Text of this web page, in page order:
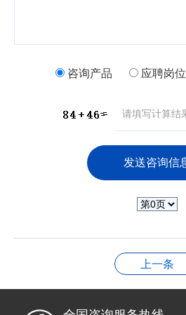
咨询产品 应聘岗位
上一条